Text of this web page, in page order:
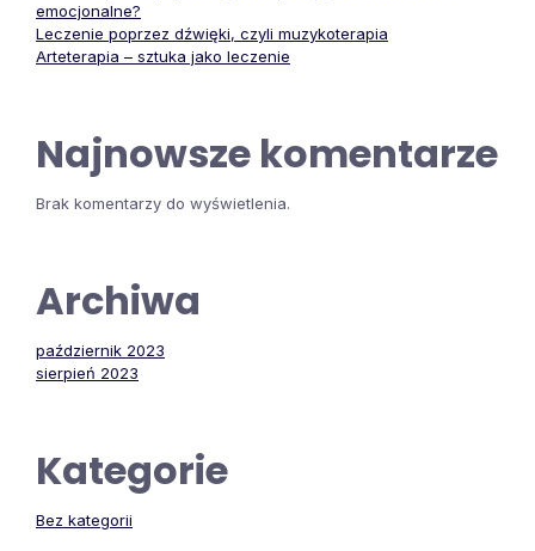
emocjonalne?
Leczenie poprzez dźwięki, czyli muzykoterapia
Arteterapia – sztuka jako leczenie
Najnowsze komentarze
Brak komentarzy do wyświetlenia.
Archiwa
październik 2023
sierpień 2023
Kategorie
Bez kategorii